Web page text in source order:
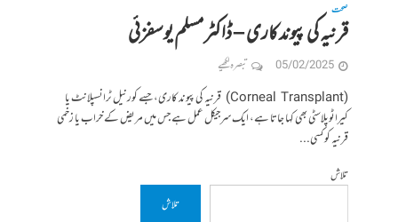
صحت
قرنیہ کی پیوند کاری – ڈاکٹر مسلم یوسفزئی
05/02/2025 تبصرہ لکھیے
(Corneal Transplant) قرنیہ کی پیوند کاری، جسے کورنیل ٹرانسپلانٹ یا
کیراٹوپلاسٹی بھی کہا جاتا ہے، ایک سرجیکل عمل ہے جس میں مریض کے خراب یا زخمی
قرنیہ کو کسی...
تلاش
تلاش